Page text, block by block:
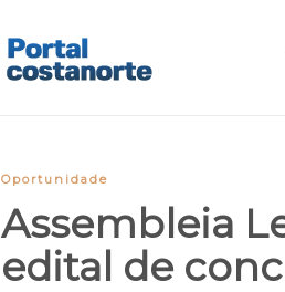
Oportunidade
Assembleia
edital de